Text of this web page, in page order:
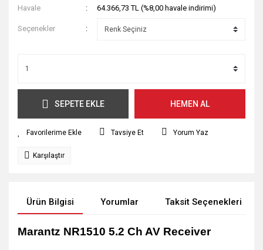
Havale
64.366,73 TL (%8,00 havale indirimi)
Seçenekler
SEPETE EKLE HEMEN AL
Tavsiye Et Yorum Yaz
Karşılaştır
Ürün Bilgisi Yorumlar Taksit Seçenekleri
Marantz NR1510 5.2 Ch AV Receiver